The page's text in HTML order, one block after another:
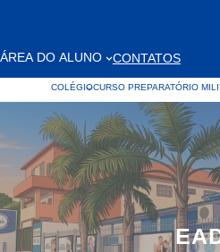
ÁREA DO ALUNO CONTATOS
COLÉGIOCURSO PREPARATÓRIO